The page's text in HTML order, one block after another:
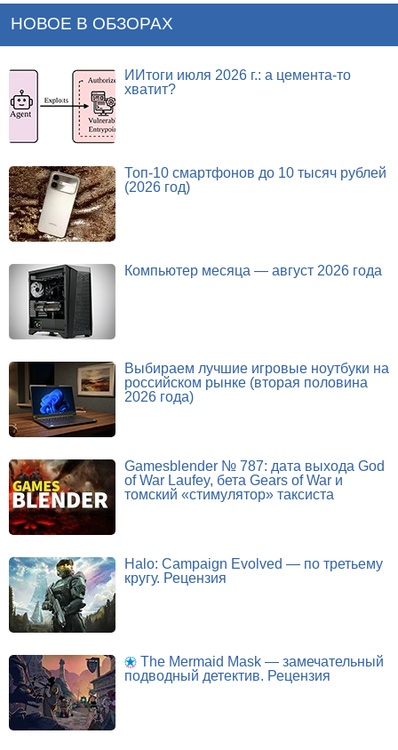
НОВОЕ В ОБЗОРАХ
ИИтоги июля 2026 г.: а цемента-то
хватит?
Топ-10 смартфонов до 10 тысяч рублей
(2026 год)
Компьютер месяца — август 2026 года
Выбираем лучшие игровые ноутбуки на
российском рынке (вторая половина
2026 года)
Gamesblender № 787: дата выхода God
of War Laufey, бета Gears of War и
томский «стимулятор» таксиста
Halo: Campaign Evolved — по третьему
кругу. Рецензия
The Mermaid Mask — замечательный
подводный детектив. Рецензия